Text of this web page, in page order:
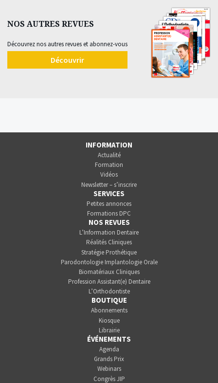
NOS AUTRES REVUES
Découvrez nos autres revues et abonnez-vous
Découvrir
INFORMATION
Actualité
Formation
Vidéos
Newsletter – s’inscrire
SERVICES
Petites annonces
Formations DPC
NOS REVUES
L’Information Dentaire
Réalités Cliniques
Stratégie Prothétique
Parodontologie Implantologie Orale
Biomatériaux Cliniques
Profession Assistant(e) Dentaire
L’Orthodontiste
BOUTIQUE
Abonnements
Kiosque
Librairie
ÉVÉNEMENTS
Agenda
Grands Prix
Webinars
Congrès JIP